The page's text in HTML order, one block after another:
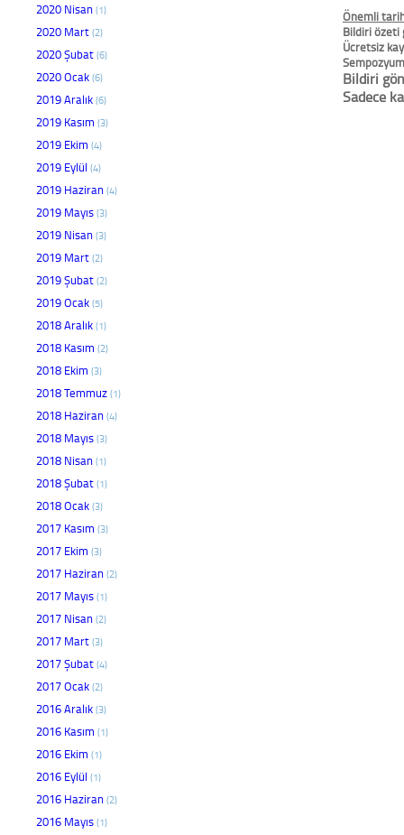
2020 Nisan (1)
2020 Mart (2)
2020 Şubat (6)
2020 Ocak (6)
2019 Aralık (6)
2019 Kasım (3)
2019 Ekim (4)
2019 Eylül (4)
2019 Haziran (4)
2019 Mayıs (3)
2019 Nisan (3)
2019 Mart (2)
2019 Şubat (2)
2019 Ocak (5)
2018 Aralık (1)
2018 Kasım (2)
2018 Ekim (3)
2018 Temmuz (1)
2018 Haziran (4)
2018 Mayıs (3)
2018 Nisan (1)
2018 Şubat (1)
2018 Ocak (3)
2017 Kasım (3)
2017 Ekim (3)
2017 Haziran (2)
2017 Mayıs (1)
2017 Nisan (2)
2017 Mart (3)
2017 Şubat (4)
2017 Ocak (2)
2016 Aralık (3)
2016 Kasım (1)
2016 Ekim (1)
2016 Eylül (1)
2016 Haziran (2)
2016 Mayıs (1)
Önemli
Bildiri
Ücretsiz
Bildiri
Sadece